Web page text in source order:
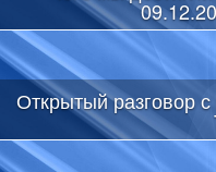
Открытый разговор